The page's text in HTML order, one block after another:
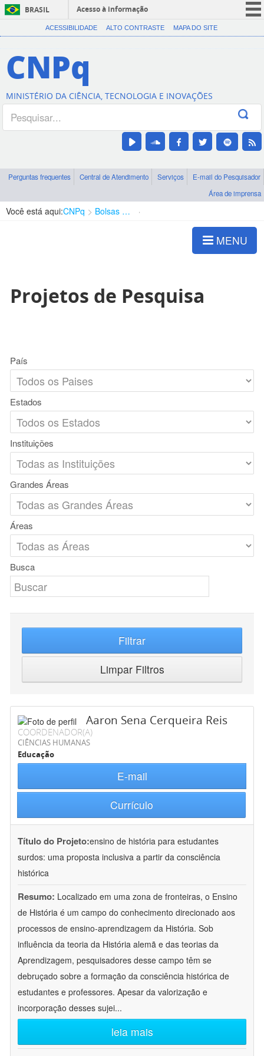
BRASIL
Acesso à informação
CORONAVÍRUS (COVID-19)
Canais
ACESSIBILIDADE ALTO CONTRASTE MAPA DO SITE
CNPq
MINISTÉRIO DA CIÊNCIA, TECNOLOGIA E INOVAÇÕES
Perguntas frequentes Central de Atendimento Serviços
E-mail do Pesquisador
Área de imprensa
Você está aqui:CNPq Bolsas e Auxílios Vigentes
MENU
Projetos de Pesquisa
País
Estados
Instituições
Grandes Áreas
Áreas
Busca
Filtrar
Limpar Filtros
Aaron Sena Cerqueira Reis
COORDENADOR(A)
CIÊNCIAS HUMANAS
Educação
E-mail
Currículo
Título do Projeto:ensino de história para estudantes
surdos: uma proposta inclusiva a partir da consciência
histórica
Resumo: Localizado em uma zona de fronteiras, o Ensino
de História é um campo do conhecimento direcionado aos
processos de ensino-aprendizagem da História. Sob
influência da teoria da História alemã e das teorias da
Aprendizagem, pesquisadores desse campo têm se
debruçado sobre a formação da consciência histórica de
estudantes e professores. Apesar da valorização e
incorporação desses sujei...
leia mais